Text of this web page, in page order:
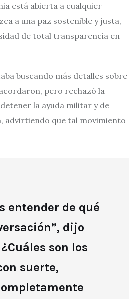
está abierta a cualquier
a una paz sostenible y justa,
de total transparencia en
buscando más detalles sobre
pero rechazó la
la ayuda militar y de
advirtiendo que tal movimiento
entender de qué
dijo
son los
suerte,